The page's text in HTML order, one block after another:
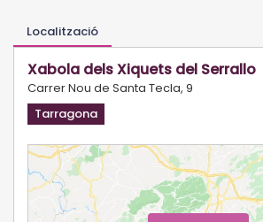
Localització
Xabola dels Xiquets del Serrallo
Carrer Nou de Santa Tecla, 9
Tarragona